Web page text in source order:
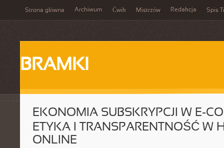
Strona główna Archiwum Ćwik Mistrzów Redakcja Spis
BRAMKI
EKONOMIA SUBSKRYPCJI W E-
ETYKA I TRANSPARENTNOŚĆ W
ONLINE